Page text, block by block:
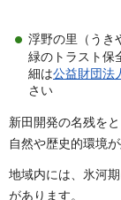
浮野の里（うき
緑のトラスト保
細は公益財団法
さい
新田開発の名残を
自然や歴史的環境が
地域内には、氷河
があります。